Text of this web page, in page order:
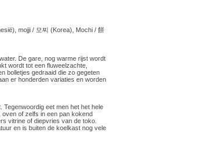
mojji / 모찌 (Korea), Mochi / 餅
De gare, nog warme rijst wordt
wordt tot een fluweelzachte,
bolletjes gedraaid die zo gegeten
er honderden variaties en worden
Tegenwoordig eet men het het hele
of zelfs in een pan kokend
vitrine of diepvries van de toko.
en is buiten de koelkast nog vele